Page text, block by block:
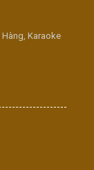
Hàng, Karaoke